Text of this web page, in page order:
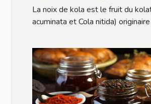
La noix de kola est le fruit du
acuminata et Cola nitida)